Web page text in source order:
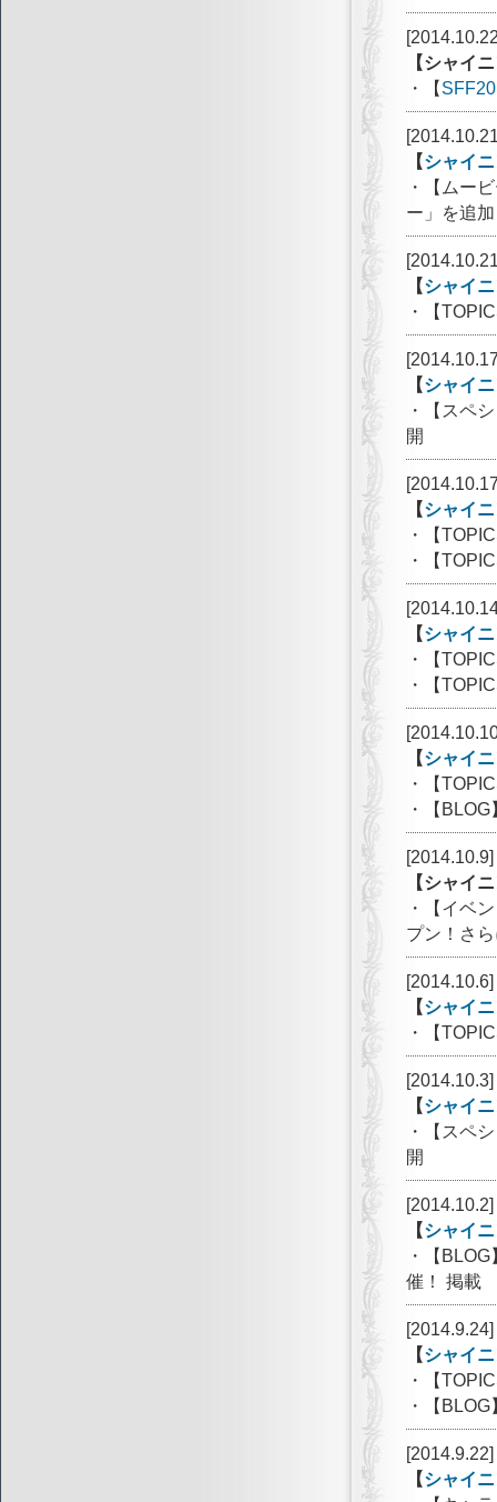
【シャイ
・【
【シャイ
・【ムー
ー」を追加
【シャイ
・【
【シャイ
・【スペ
開
【シャイ
・【
・【
【シャイ
・【
・【
【シャイ
・【
・【
[2014.10.9]
【シャイ
・【イベ
プン！さ
[2014.10.6]
【シャイ
・【
[2014.10.3]
【シャイ
・【スペ
開
[2014.10.2]
【シャイ
・【
催！ 掲載
[2014.9.24]
【シャイ
・【
・【
[2014.9.22]
【シャイ